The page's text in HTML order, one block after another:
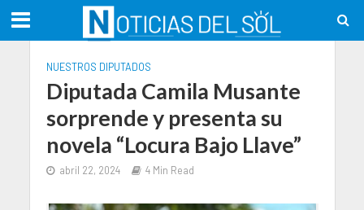
NUESTROS DIPUTADOS
Diputada Camila Musante
sorprende y presenta su
novela “Locura Bajo Llave”
abril 22, 2024 4 Min Read